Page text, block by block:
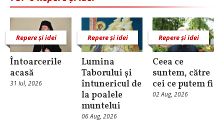
Repere și idei
Întoarcerile
acasă
31 Iul, 2026
Repere și idei
Lumina
Taborului și
întunericul de
la poalele
muntelui
06 Aug, 2026
Repere și idei
Ceea ce
suntem, către
cei ce putem fi
02 Aug, 2026